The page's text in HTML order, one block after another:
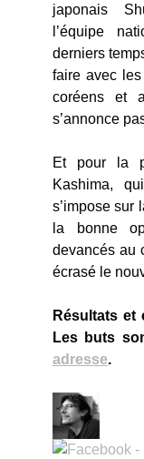
japonais
l’équipe
derniers
faire avec
coréens et
s’annonce
Et pour la
Kashima,
s’impose sur
la bonne
devancés au
écrasé le
Résultats et
Les buts
adresse.